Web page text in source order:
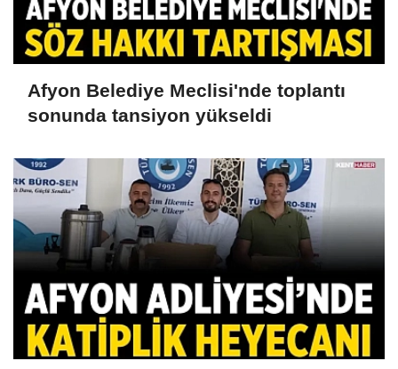
Afyon Belediye Meclisi'nde toplantı
sonunda tansiyon yükseldi